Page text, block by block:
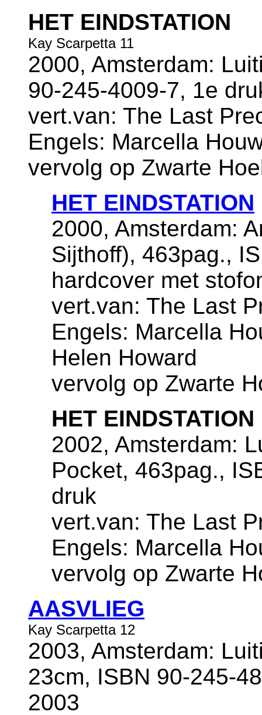
HET EINDSTATION
Kay Scarpetta 11
2000, Amsterdam:
90-245-4009-7, 1e
vert.van: The Last
Engels: Marcella
vervolg op Zwarte
HET EINDSTATION
2000, Amsterdam:
Sijthoff), 463pag.,
hardcover met
vert.van: The Last
Engels: Marcella
Helen Howard
vervolg op Zwarte
HET EINDSTATION
2002, Amsterdam:
Pocket, 463pag.,
druk
vert.van: The Last
Engels: Marcella
vervolg op Zwarte
AASVLIEG
Kay Scarpetta 12
2003, Amsterdam:
23cm, ISBN 90-245-
2003